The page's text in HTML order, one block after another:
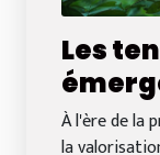
Les
À l'ère de la
la